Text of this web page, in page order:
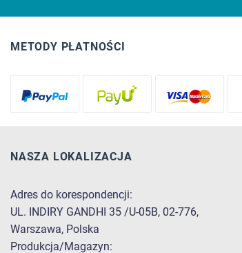
METODY PŁATNOŚCI
NASZA LOKALIZACJA
Adres do korespondencji:
UL. INDIRY GANDHI 35 /U-05B, 02-776,
Warszawa, Polska
Produkcja/Magazyn: